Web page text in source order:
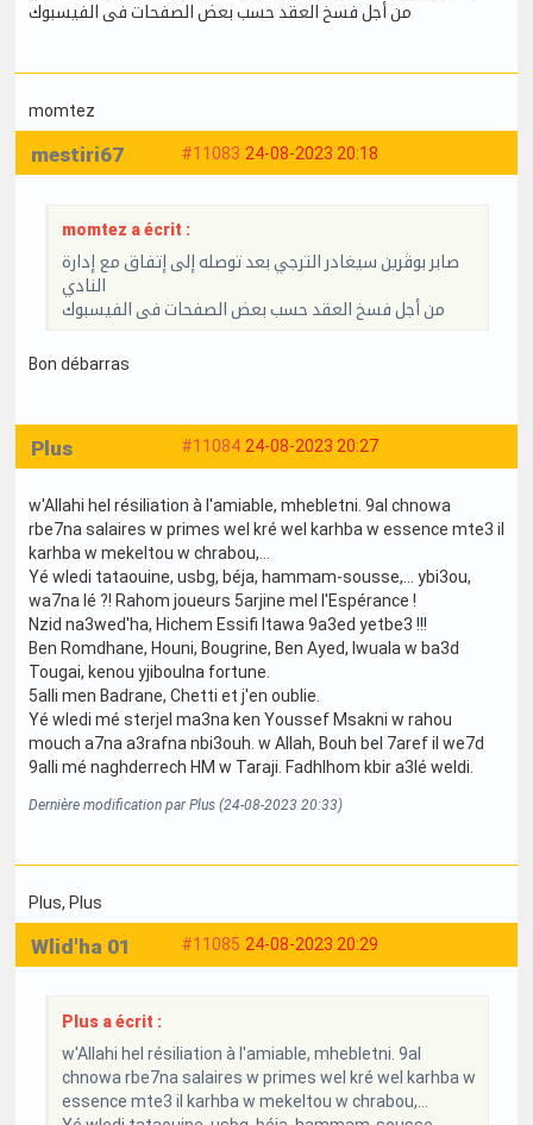
من أجل فسخ العقد حسب بعض الصفحات فى الفيسبوك
momtez
#11083 24-08-2023 20:18
mestiri67
momtez a écrit :
صابر بوڨرين سيغادر الترجي بعد توصله إلى إتفاق مع إدارة
النادي
من أجل فسخ العقد حسب بعض الصفحات فى الفيسبوك
Bon débarras
#11084 24-08-2023 20:27
Plus
w'Allahi hel résiliation à l'amiable, mhebletni. 9al chnowa
rbe7na salaires w primes wel kré wel karhba w essence mte3 il
karhba w mekeltou w chrabou,...
Yé wledi tataouine, usbg, béja, hammam-sousse,... ybi3ou,
wa7na lé ?! Rahom joueurs 5arjine mel l'Espérance !
Nzid na3wed'ha, Hichem Essifi ltawa 9a3ed yetbe3 !!!
Ben Romdhane, Houni, Bougrine, Ben Ayed, Iwuala w ba3d
Tougai, kenou yjiboulna fortune.
5alli men Badrane, Chetti et j'en oublie.
Yé wledi mé sterjel ma3na ken Youssef Msakni w rahou
mouch a7na a3rafna nbi3ouh. w Allah, Bouh bel 7aref il we7d
9alli mé naghderrech HM w Taraji. Fadhlhom kbir a3lé weldi.
Dernière modification par Plus (24-08-2023 20:33)
Plus, Plus
#11085 24-08-2023 20:29
Wlid'ha 01
Plus a écrit :
w'Allahi hel résiliation à l'amiable, mhebletni. 9al
chnowa rbe7na salaires w primes wel kré wel karhba w
essence mte3 il karhba w mekeltou w chrabou,...